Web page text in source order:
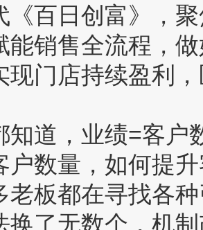
日创富》，聚
能销售全流程，
现门店持续盈利
，业绩=客户
户数量，如何提
老板都在寻找各
了无数个，机制